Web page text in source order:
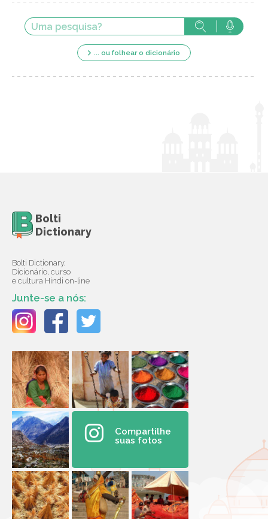
... ou folhear o dicionário
Bolti
Dictionary
Bolti Dictionary,
Dicionário, curso
e cultura Hindi on-line
Junte-se a nós:
Compartilhe
suas fotos